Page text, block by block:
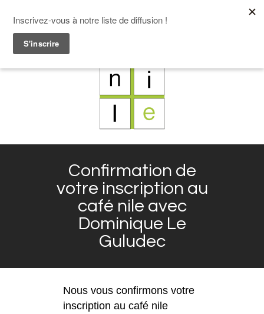
F L X I
Confirmation de
votre inscription au
café nile avec
Dominique Le
Guludec
Nous vous confirmons votre
inscription au café nile